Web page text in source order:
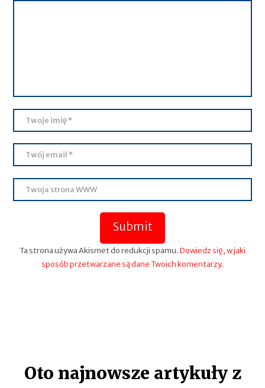
Submit
Ta strona używa Akismet do redukcji spamu.Dowiedz się, w jaki
sposób przetwarzane są dane Twoich komentarzy.
Oto najnowsze artykuły z